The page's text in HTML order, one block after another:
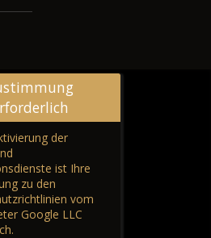
der
ist Ihre
zu den
vom
Google LLC